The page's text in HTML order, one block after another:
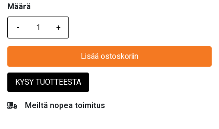
Määrä
Määrä
Lisää ostoskoriin
KYSY TUOTTEESTA
Meiltä nopea toimitus